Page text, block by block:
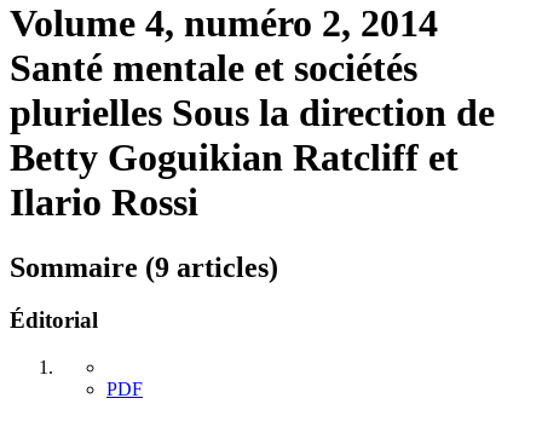
Volume 4, numéro 2, 2014
Santé mentale et sociétés
plurielles Sous la direction de
Betty Goguikian Ratcliff et
Ilario Rossi
Sommaire (9 articles)
Éditorial
PDF